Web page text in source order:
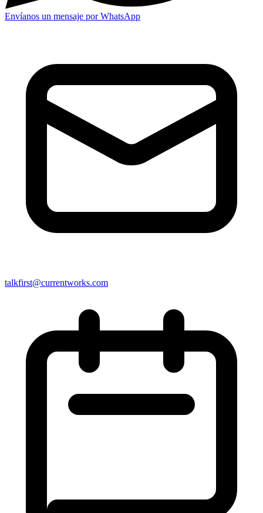
Envíanos un mensaje por WhatsApp
talkfirst@currentworks.com